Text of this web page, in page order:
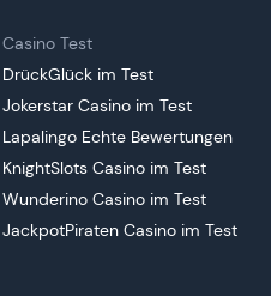
Casino Test
DrückGlück im Test
Jokerstar Casino im Test
Lapalingo Echte Bewertungen
KnightSlots Casino im Test
Wunderino Casino im Test
JackpotPiraten Casino im Test